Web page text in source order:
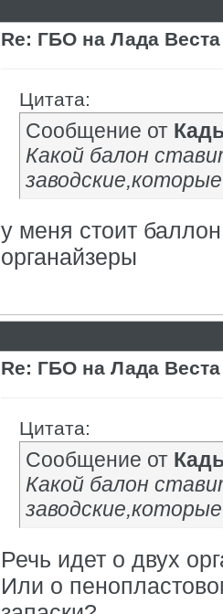
Re: ГБО на Лада Веста
Цитата:
Сообщение от
Какой балон
у меня стоит
органайзеры
Re: ГБО на Лада Веста
Цитата:
Сообщение от
Какой балон
Речь идет о двух
Или о